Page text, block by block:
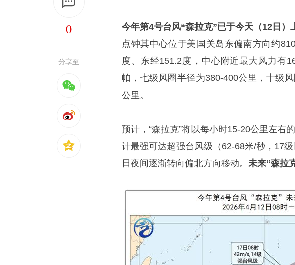
0
分享至
今年第4号台风“森拉克”已于今天（12 日）
点钟其中心位于美国关岛东偏南方向约
度、东经151.2度，中心附近最大风力有
帕，七级风圈半径为380-400公里，十级
公里。
预计，“森拉克”将以每小时15-20公里左右
计最强可达超强台风级（62-68米/秒，17
日夜间逐渐转向偏北方向移动。 未来“森拉